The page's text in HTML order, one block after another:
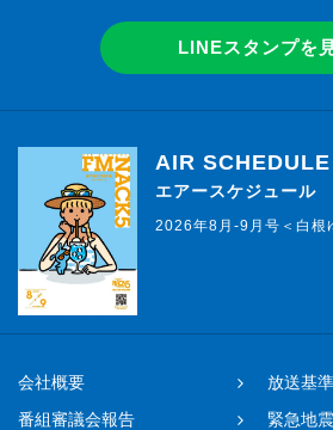
LINEスタンプを
AIR SCHEDULE
エアースケジュール
2026年8月-9月号＜白根
会社概要
放送基準
番組審議会報告
緊急地